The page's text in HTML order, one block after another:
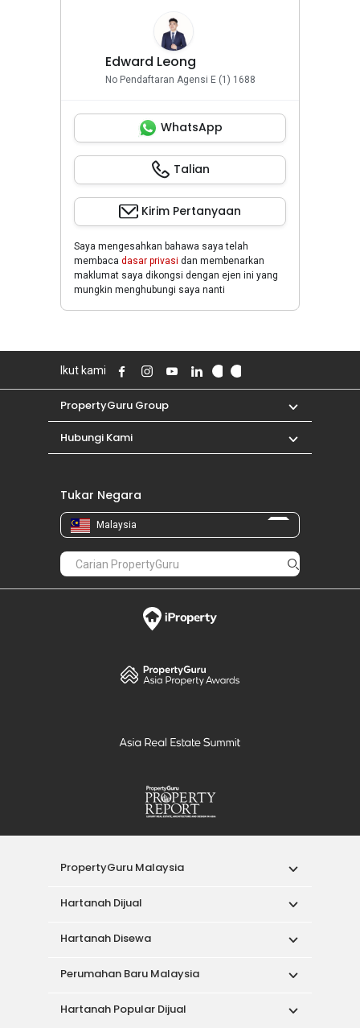
Edward Leong
No Pendaftaran Agensi E (1) 1688
WhatsApp
Talian
Kirim Pertanyaan
Saya mengesahkan bahawa saya telah
membaca dasar privasi dan membenarkan
maklumat saya dikongsi dengan ejen ini yang
mungkin menghubungi saya nanti
Ikut kami
PropertyGuru Group
Hubungi Kami
Tukar Negara
Malaysia
PropertyGuru Malaysia
Hartanah Dijual
Hartanah Disewa
Perumahan Baru Malaysia
Hartanah Popular Dijual